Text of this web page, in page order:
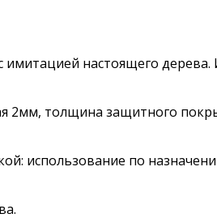
имитацией настоящего
2мм, толщина защитного
использование по